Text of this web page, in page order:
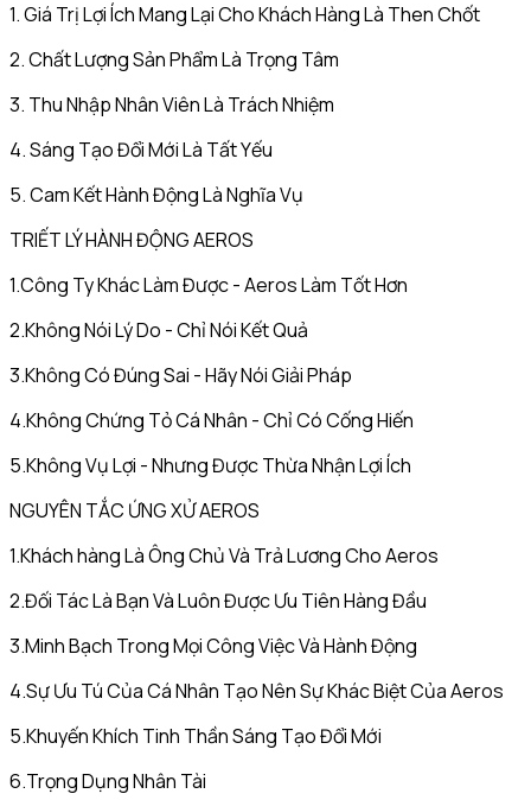
1. Giá Trị Lợi Ích Mang Lại Cho Khách Hàng Là Then Chốt
2. Chất Lượng Sản Phẩm Là Trọng Tâm
3. Thu Nhập Nhân Viên Là Trách Nhiệm
4. Sáng Tạo Đổi Mới Là Tất Yếu
5. Cam Kết Hành Động Là Nghĩa Vụ
TRIẾT LÝ HÀNH ĐỘNG AEROS
1.Công Ty Khác Làm Được - Aeros Làm Tốt Hơn
2.Không Nói Lý Do - Chỉ Nói Kết Quả
3.Không Có Đúng Sai - Hãy Nói Giải Pháp
4.Không Chứng Tỏ Cá Nhân - Chỉ Có Cống Hiến
5.Không Vụ Lợi - Nhưng Được Thừa Nhận Lợi Ích
NGUYÊN TẮC ỨNG XỬ AEROS
1.Khách hàng Là Ông Chủ Và Trả Lương Cho Aeros
2.Đối Tác Là Bạn Và Luôn Được Ưu Tiên Hàng Đầu
3.Minh Bạch Trong Mọi Công Việc Và Hành Động
4.Sự Ưu Tú Của Cá Nhân Tạo Nên Sự Khác Biệt Của Aeros
5.Khuyến Khích Tinh Thần Sáng Tạo Đổi Mới
6.Trọng Dụng Nhân Tài